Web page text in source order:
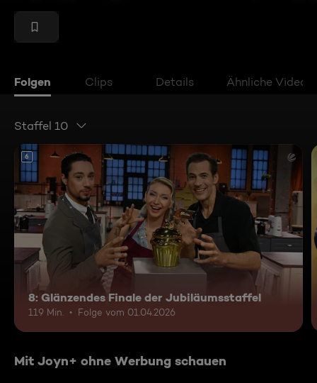
Folgen Clips Details Ähnliche Videos
Staffel 10
6
8: Glänzendes Finale der Jubiläumsstaffel
119 Min. Folge vom 01.04.2026
Mit Joyn+ ohne Werbung schauen